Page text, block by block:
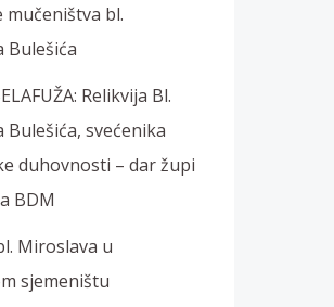
mučeništva bl.
Bulešića
Relikvija Bl.
Bulešića, svećenika
duhovnosti – dar župi
BDM
Miroslava u
sjemeništu